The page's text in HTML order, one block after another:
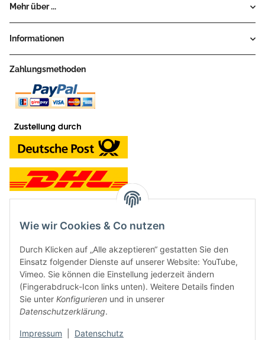
Mehr über ...
Informationen
Zahlungsmethoden
Neben dem Onlineshop haben wir ein Ladengeschäft in Hütten:
Frontline Games
Färbereiweg 3A
24358 Hütten
Wie wir Cookies & Co nutzen
Durch Klicken auf „Alle akzeptieren“ gestatten Sie den
Einsatz folgender Dienste auf unserer Website: YouTube,
Vimeo. Sie können die Einstellung jederzeit ändern
(Fingerabdruck-Icon links unten). Weitere Details finden
Sie unter Konfigurieren und in unserer
Datenschutzerklärung.
Impressum Datenschutz